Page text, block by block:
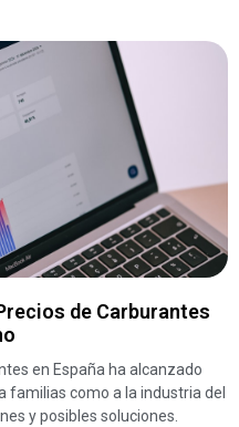
de Carburantes
en España ha alcanzado
como a la industria del
y posibles soluciones.